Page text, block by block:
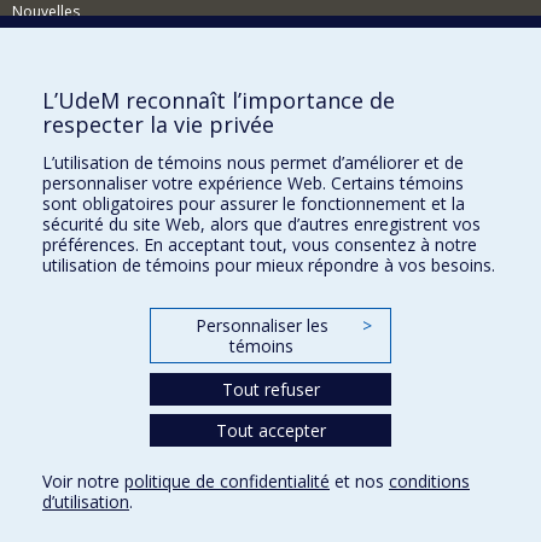
Nouvelles
Comment soutenir le CÉRIUM?
BESOIN D'AIDE?
Plan du site
Signaler une erreur
Accessibilité
FACULTÉ DES ARTS ET DES SCIENCES
Nos départements et écoles
Conditions d’utilisation
L’UdeM reconnaît l’importance de
respecter la vie privée
L’utilisation de témoins nous permet d’améliorer et de
personnaliser votre expérience Web. Certains témoins
sont obligatoires pour assurer le fonctionnement et la
sécurité du site Web, alors que d’autres enregistrent vos
préférences. En acceptant tout, vous consentez à notre
utilisation de témoins pour mieux répondre à vos besoins.
Personnaliser les
témoins
>
Tout refuser
Tout accepter
Voir notre politique de confidentialité et nos conditions
d’utilisation.